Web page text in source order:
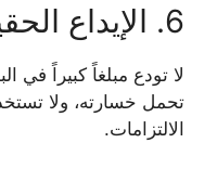
6. الإيداع الحقيقي
لا تودع مبلغاً كبيراً في
تحمل خسارته، ولا
الالتزامات.